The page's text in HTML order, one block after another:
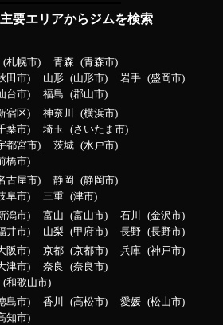
要エリアからジムを検索
札幌市 青森
青森市
田市 山形 山形市 岩手
盛岡市
台市 福島 郡山市
宿区 神奈川
横浜市
葉市 埼玉
さいたま市
都宮市 茨城
水戸市
橋市
古屋市 静岡
静岡市
阜市 三重 津市
潟市 富山 富山市 石川
金沢市
井市 山梨 甲府市 長野 長野市
阪市 京都 京都市 兵庫
神戸市
津市 奈良
奈良市
和歌山市
島市 香川 高松市 愛媛
松山市
知市